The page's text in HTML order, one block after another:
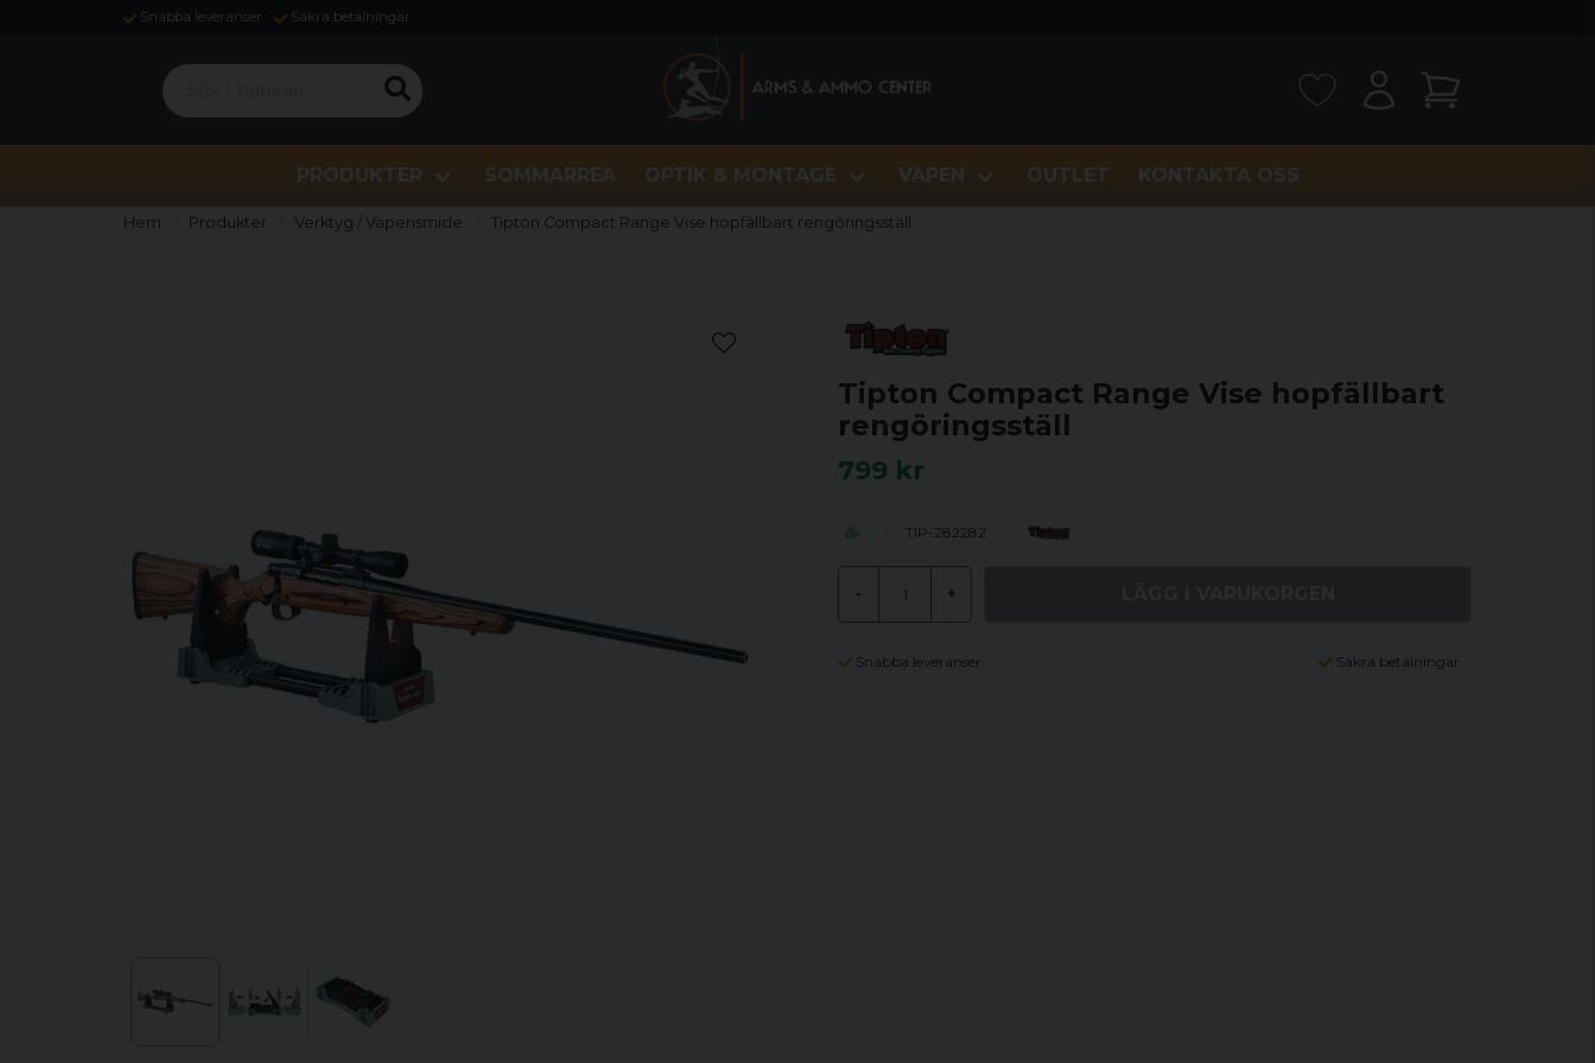
Snabba leveranser Säkra betalningar
Sök i butiken ...
PRODUKTER SOMMARREA OPTIK & MONTAGE VAPEN OUTLET KONTAKTA OSS
Hem Produkter Verktyg / Vapensmide Tipton Compact Range Vise hopfällbart rengöringsställ
Tipton Compact Range Vise hopfällbart
rengöringsställ
799 kr
TIP-282282
- +
Snabba leveranser Säkra betalningar